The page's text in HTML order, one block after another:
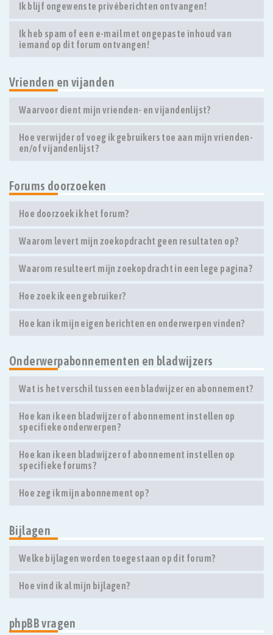
Ik blijf ongewenste privéberichten ontvangen!
Ik heb spam of een e-mail met ongepaste inhoud van
iemand op dit forum ontvangen!
Vrienden en vijanden
Waarvoor dient mijn vrienden- en vijandenlijst?
Hoe verwijder of voeg ik gebruikers toe aan mijn vrienden-
en/of vijandenlijst?
Forums doorzoeken
Hoe doorzoek ik het forum?
Waarom levert mijn zoekopdracht geen resultaten op?
Waarom resulteert mijn zoekopdracht in een lege pagina?
Hoe zoek ik een gebruiker?
Hoe kan ik mijn eigen berichten en onderwerpen vinden?
Onderwerpabonnementen en bladwijzers
Wat is het verschil tussen een bladwijzer en abonnement?
Hoe kan ik een bladwijzer of abonnement instellen op
specifieke onderwerpen?
Hoe kan ik een bladwijzer of abonnement instellen op
specifieke forums?
Hoe zeg ik mijn abonnement op?
Bijlagen
Welke bijlagen worden toegestaan op dit forum?
Hoe vind ik al mijn bijlagen?
phpBB vragen